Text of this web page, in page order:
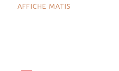
AFFICHE MATIS